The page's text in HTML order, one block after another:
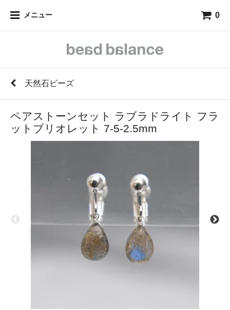
メニュー 0
天然石ビーズ
ペアストーンセット ラブラドライト フラ
ットブリオレット 7-5-2.5mm